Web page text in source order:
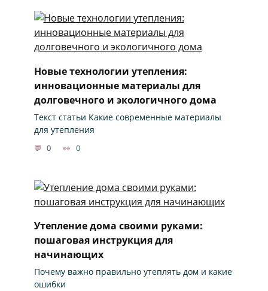
Новые технологии утепления:
инновационные материалы для
долговечного и экологичного дома
Текст статьи Какие современные материалы
для утепления
0 0
Утепление дома своими руками:
пошаговая инструкция для
начинающих
Почему важно правильно утеплять дом и какие
ошибки